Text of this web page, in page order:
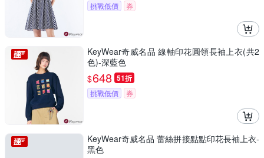
挑戰低價 券
KeyWear奇威名品 線軸印花圓領長袖上衣(共2
色)-深藍色
$648 51折
挑戰低價 券
KeyWear奇威名品 蕾絲拼接點點印花長袖上衣-
黑色